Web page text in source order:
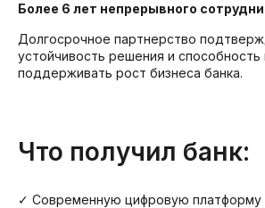
Более 6 лет непрерывного
Долгосрочное партнерство
устойчивость решения и
поддерживать рост бизнеса банка.
Что получил банк:
✓ Современную цифровую платформу